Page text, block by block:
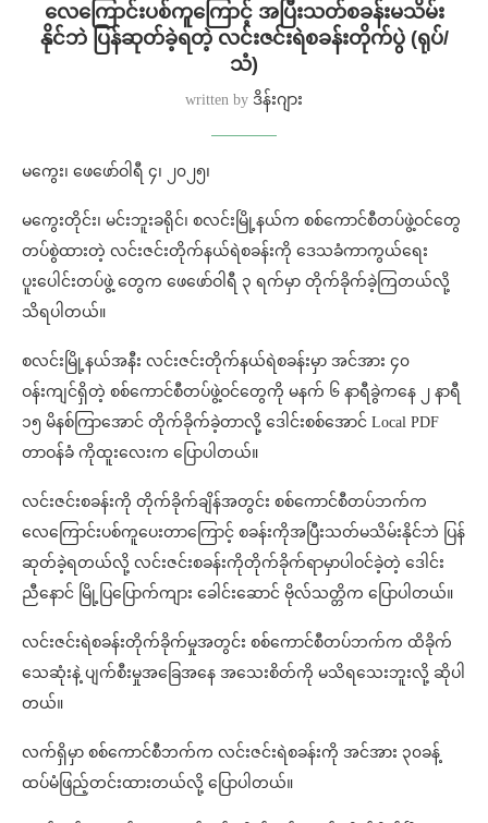
လေကြောင်းပစ်ကူကြောင့် အပြီးသတ်စခန်းမသိမ်း
နိုင်ဘဲ ပြန်ဆုတ်ခဲ့ရတဲ့ လင်းဇင်းရဲစခန်းတိုက်ပွဲ (ရုပ်/
သံ)
written by ဒိန်းဂျား
မကွေး၊ ဖေဖော်ဝါရီ ၄၊ ၂၀၂၅၊
မကွေးတိုင်း၊ မင်းဘူးခရိုင်၊ စလင်းမြို့နယ်က စစ်ကောင်စီတပ်ဖွဲ့ဝင်တွေ
တပ်စွဲထားတဲ့ လင်းဇင်းတိုက်နယ်ရဲစခန်းကို ဒေသခံကာကွယ်ရေး
ပူးပေါင်းတပ်ဖွဲ့ တွေက ဖေဖော်ဝါရီ ၃ ရက်မှာ တိုက်ခိုက်ခဲ့ကြတယ်လို့
သိရပါတယ်။
စလင်းမြို့နယ်အနီး လင်းဇင်းတိုက်နယ်ရဲစခန်းမှာ အင်အား ၄၀
ဝန်းကျင်ရှိတဲ့ စစ်ကောင်စီတပ်ဖွဲ့ဝင်တွေကို မနက် ၆ နာရီခွဲကနေ ၂ နာရီ
၁၅ မိနစ်ကြာအောင် တိုက်ခိုက်ခဲ့တာလို့ ဒေါင်းစစ်အောင် Local PDF
တာဝန်ခံ ကိုထူးလေးက ပြောပါတယ်။
လင်းဇင်းစခန်းကို တိုက်ခိုက်ချိန်အတွင်း စစ်ကောင်စီတပ်ဘက်က
လေကြောင်းပစ်ကူပေးတာကြောင့် စခန်းကိုအပြီးသတ်မသိမ်းနိုင်ဘဲ ပြန်
ဆုတ်ခဲ့ရတယ်လို့ လင်းဇင်းစခန်းကိုတိုက်ခိုက်ရာမှာပါဝင်ခဲ့တဲ့ ဒေါင်း
ညီနောင် မြို့ပြပြောက်ကျား ခေါင်းဆောင် ဗိုလ်သတ္တိက ပြောပါတယ်။
လင်းဇင်းရဲစခန်းတိုက်ခိုက်မှုအတွင်း စစ်ကောင်စီတပ်ဘက်က ထိခိုက်
သေဆုံးနဲ့ ပျက်စီးမှုအခြေအနေ အသေးစိတ်ကို မသိရသေးဘူးလို့ ဆိုပါ
တယ်။
လက်ရှိမှာ စစ်ကောင်စီဘက်က လင်းဇင်းရဲစခန်းကို အင်အား ၃၀ခန့်
ထပ်မံဖြည့်တင်းထားတယ်လို့ ပြောပါတယ်။